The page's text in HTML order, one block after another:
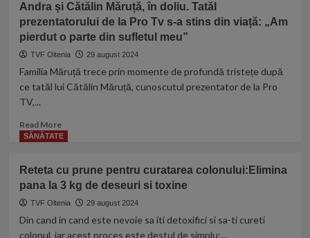
Septembrie
–
ZIUA
COMUNEI
GORJ
Andra și Cătălin Măruță, în doliu. Tatăl
prezentatorului de la Pro Tv s-a stins din viață: „Am
pierdut o parte din sufletul meu”
TVF Oltenia 29 august 2024
Familia Măruță trece prin momente de profundă tristețe după
ce tatăl lui Cătălin Măruță, cunoscutul prezentator de la Pro
TV,...
Read MoreRead
more
și
Cătălin
Măruță,
în
SĂNĂTATE
Reteta cu prune pentru curatarea colonului:Elimina
pana la 3 kg de deseuri si toxine
TVF Oltenia 29 august 2024
Din cand in cand este nevoie sa iti detoxifici si sa-ti cureti
colonul, iar acest proces este destul de simplu:...